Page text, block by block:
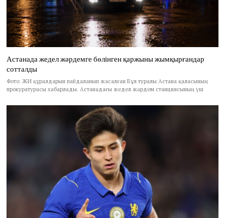
Астанада жедел жәрдемге бөлінген қаржыны жымқырғандар
сотталды
Фото: ЖИ құралдарын пайдаланып жасалған Бұл туралы Астана қаласының
прокуратурасы хабарлады. Астанадағы жедел жәрдем станциясының үш